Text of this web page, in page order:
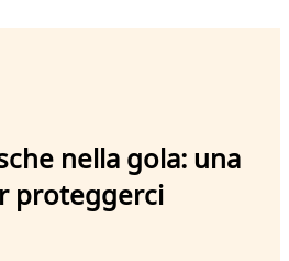
nella gola: una
proteggerci